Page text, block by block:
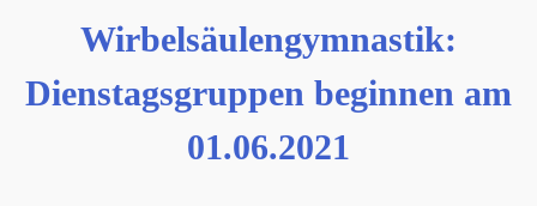
Wirbelsäulengymnastik:
Dienstagsgruppen beginnen am
01.06.2021